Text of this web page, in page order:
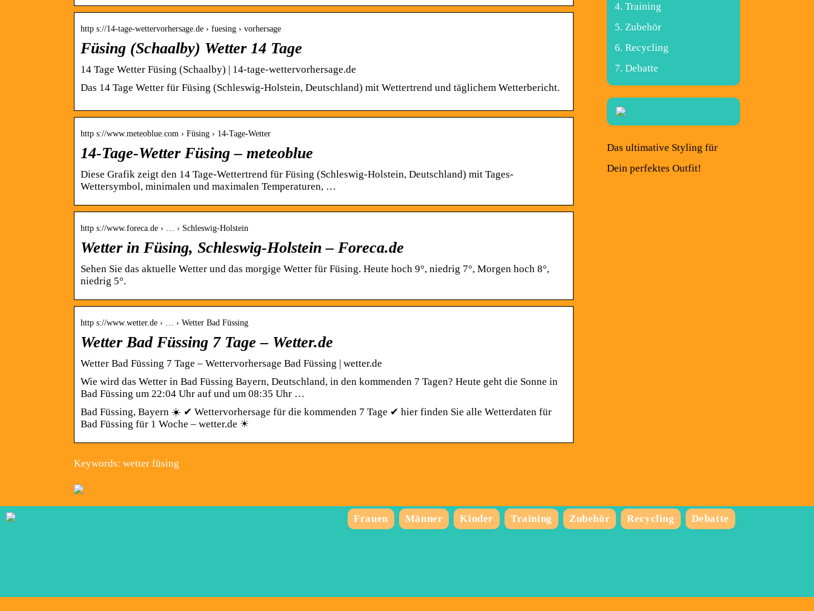
http s://14-tage-wettervorhersage.de › fuesing › vorhersage
Füsing (Schaalby) Wetter 14 Tage
14 Tage Wetter Füsing (Schaalby) | 14-tage-wettervorhersage.de
Das 14 Tage Wetter für Füsing (Schleswig-Holstein, Deutschland) mit Wettertrend und täglichem Wetterbericht.
http s://www.meteoblue.com › Füsing › 14-Tage-Wetter
14-Tage-Wetter Füsing – meteoblue
Diese Grafik zeigt den 14 Tage-Wettertrend für Füsing (Schleswig-Holstein, Deutschland) mit Tages-
Wettersymbol, minimalen und maximalen Temperaturen, …
http s://www.foreca.de › … › Schleswig-Holstein
Wetter in Füsing, Schleswig-Holstein – Foreca.de
Sehen Sie das aktuelle Wetter und das morgige Wetter für Füsing. Heute hoch 9°, niedrig 7°, Morgen hoch 8°,
niedrig 5°.
http s://www.wetter.de › … › Wetter Bad Füssing
Wetter Bad Füssing 7 Tage – Wetter.de
Wetter Bad Füssing 7 Tage – Wettervorhersage Bad Füssing | wetter.de
Wie wird das Wetter in Bad Füssing Bayern, Deutschland, in den kommenden 7 Tagen? Heute geht die Sonne in
Bad Füssing um 22:04 Uhr auf und um 08:35 Uhr …
Bad Füssing, Bayern ☀️ ✔ Wettervorhersage für die kommenden 7 Tage ✔ hier finden Sie alle Wetterdaten für
Bad Füssing für 1 Woche – wetter.de ☀
Keywords: wetter füsing
Training
Zubehör
Recycling
Debatte
Das ultimative Styling für
Dein perfektes Outfit!
Frauen Männer Kinder Training Zubehör Recycling Debatte